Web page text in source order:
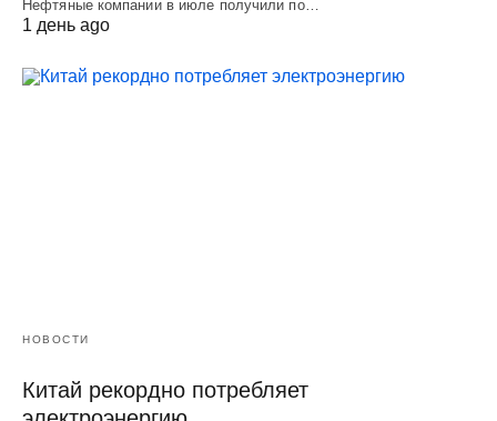
Нефтяные компании в июле получили по…
1 день ago
НОВОСТИ
Китай рекордно потребляет